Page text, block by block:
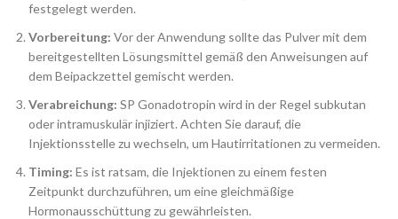
festgelegt werden.
Vorbereitung: Vor der Anwendung sollte das Pulver mit dem
bereitgestellten Lösungsmittel gemäß den Anweisungen auf
dem Beipackzettel gemischt werden.
Verabreichung: SP Gonadotropin wird in der Regel subkutan
oder intramuskulär injiziert. Achten Sie darauf, die
Injektionsstelle zu wechseln, um Hautirritationen zu vermeiden.
Timing: Es ist ratsam, die Injektionen zu einem festen
Zeitpunkt durchzuführen, um eine gleichmäßige
Hormonausschüttung zu gewährleisten.